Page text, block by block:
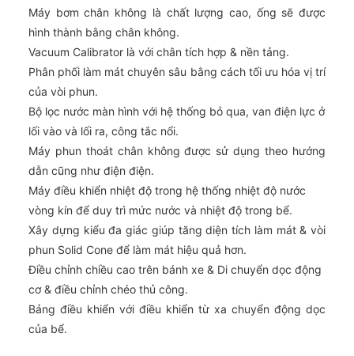
Máy bơm chân không là chất lượng cao, ống sẽ được
hình thành bằng chân không.
Vacuum Calibrator là với chân tích hợp & nền tảng.
Phân phối làm mát chuyên sâu bằng cách tối ưu hóa vị trí
của vòi phun.
Bộ lọc nước màn hình với hệ thống bỏ qua, van điện lực ở
lối vào và lối ra, công tắc nổi.
Máy phun thoát chân không được sử dụng theo hướng
dẫn cũng như điện điện.
Máy điều khiển nhiệt độ trong hệ thống nhiệt độ nước
vòng kín để duy trì mức nước và nhiệt độ trong bể.
Xây dựng kiểu đa giác giúp tăng diện tích làm mát & vòi
phun Solid Cone để làm mát hiệu quả hơn.
Điều chỉnh chiều cao trên bánh xe & Di chuyển dọc động
cơ & điều chỉnh chéo thủ công.
Bảng điều khiển với điều khiển từ xa chuyển động dọc
của bể.